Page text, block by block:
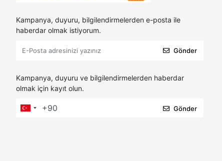
Kampanya, duyuru, bilgilendirmelerden e-posta ile
haberdar olmak istiyorum.
Gönder
Kampanya, duyuru ve bilgilendirmelerden haberdar
olmak için kayıt olun.
Gönder